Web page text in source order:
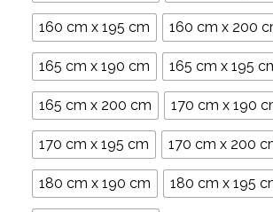
160 cm x 195 cm 160 cm x 200
165 cm x 190 cm 165 cm x 195
165 cm x 200 cm 170 cm x 190
170 cm x 195 cm 170 cm x 200
180 cm x 190 cm 180 cm x 195